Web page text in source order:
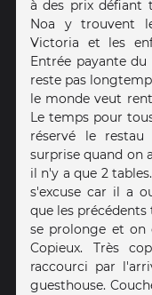
à des prix défiant
Noa y trouvent
Victoria et les
Entrée payante
reste pas
le monde veut
Le temps pour
réservé le restau
surprise quand on
il n'y a que 2
s'excuse car il a
que les
se prolonge et on
Copieux. Très
raccourci par
guesthouse.